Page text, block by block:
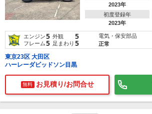
2023年
初度登録年
2023年
エンジン5 外観 5
フレーム5 足まわり 5
電気・保安部品
正常
東京23区 大田区
ハーレーダビッドソン目黒
無料 お見積り/お問合せ